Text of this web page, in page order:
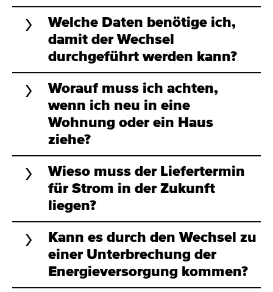
Welche Daten benötige ich,
damit der Wechsel
durchgeführt werden kann?
Worauf muss ich achten,
wenn ich neu in eine
Wohnung oder ein Haus
ziehe?
Wieso muss der Liefertermin
für Strom in der Zukunft
liegen?
Kann es durch den Wechsel zu
einer Unterbrechung der
Energieversorgung kommen?